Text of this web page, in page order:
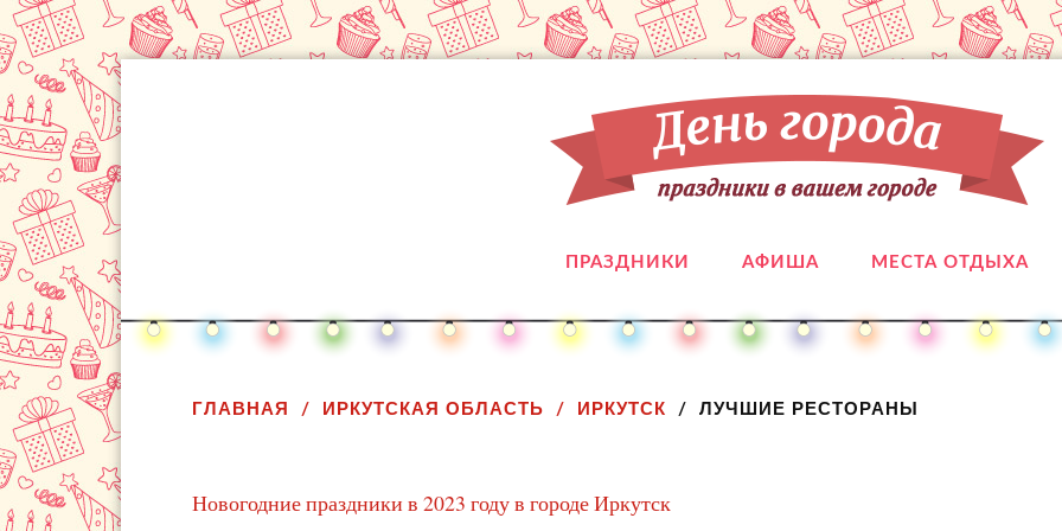
ПРАЗДНИКИ АФИША МЕСТА ОТДЫХА
ГЛАВНАЯ ИРКУТСКАЯ ОБЛАСТЬ ИРКУТСК ЛУЧШИЕ РЕСТОРАНЫ
Новогодние праздники в 2023 году в городе Иркутск